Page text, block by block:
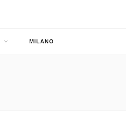
MILANO